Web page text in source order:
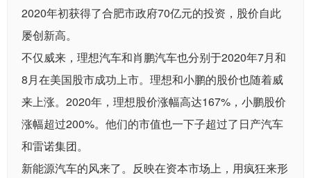
2020年初获得了合肥市政府70亿元的投资，股价自此
屡创新高。
不仅威来，理想汽车和肖鹏汽车也分别于2020年7月和
8月在美国股市成功上市。理想和小鹏的股价也随着威
来上涨。2020年，理想股价涨幅高达167%，小鹏股价
涨幅超过200%。他们的市值也一下子超过了日产汽车
和雷诺集团。
新能源汽车的风来了。反映在资本市场上，用疯狂来形